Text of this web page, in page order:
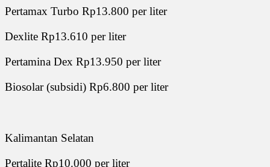
Pertamax Turbo Rp13.800 per liter
Dexlite Rp13.610 per liter
Pertamina Dex Rp13.950 per liter
Biosolar (subsidi) Rp6.800 per liter
Kalimantan Selatan
Pertalite Rp10.000 per liter